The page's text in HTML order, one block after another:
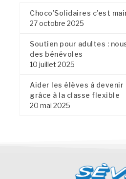
Choco’Solidaires c’est
27 octobre 2025
Soutien pour adultes :
des bénévoles
10 juillet 2025
Aider les élèves à devenir
grâce à la classe flexible
20 mai 2025